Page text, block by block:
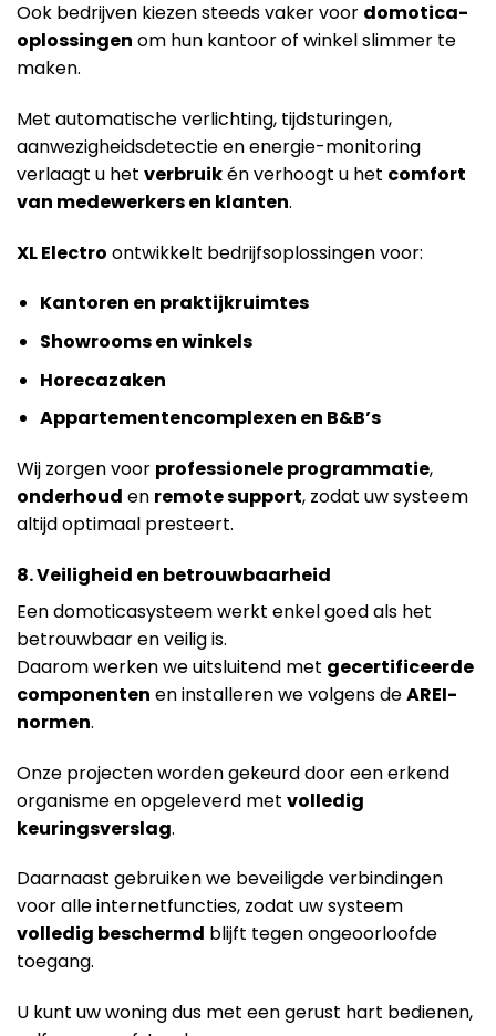
Ook bedrijven kiezen steeds vaker voor domotica-
oplossingen om hun kantoor of winkel slimmer te
maken.
Met automatische verlichting, tijdsturingen,
aanwezigheidsdetectie en energie-monitoring
verlaagt u het verbruikén verhoogt u het comfort
van medewerkers en klanten.
XL Electro ontwikkelt bedrijfsoplossingen voor:
Kantoren en praktijkruimtes
Showrooms en winkels
Horecazaken
Appartementencomplexen en B&B’s
Wij zorgen voor professionele programmatie,
onderhoud en remote support, zodat uw systeem
altijd optimaal presteert.
8. Veiligheid en betrouwbaarheid
Een domoticasysteem werkt enkel goed als het
betrouwbaar en veilig is.
Daarom werken we uitsluitend met gecertificeerde
componenten en installeren we volgens deAREI-
normen.
Onze projecten worden gekeurd door een erkend
organisme en opgeleverd met volledig
keuringsverslag.
Daarnaast gebruiken we beveiligde verbindingen
voor alle internetfuncties, zodat uw systeem
volledig beschermd blijft tegen ongeoorloofde
toegang.
U kunt uw woning dus met een gerust hart bedienen,